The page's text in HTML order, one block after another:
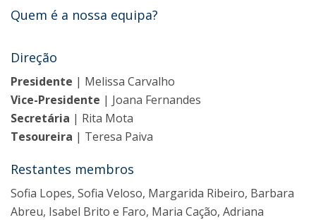
Quem é a nossa equipa?
Direção
Presidente | Melissa Carvalho
Vice-Presidente | Joana Fernandes
Secretária | Rita Mota
Tesoureira | Teresa Paiva
Restantes membros
Sofia Lopes, Sofia Veloso, Margarida Ribeiro, Barbara
Abreu, Isabel Brito e Faro, Maria Cação, Adriana